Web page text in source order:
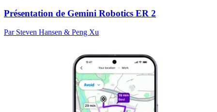
Présentation de Gemini Robotics ER 2
Par Steven Hansen & Peng Xu